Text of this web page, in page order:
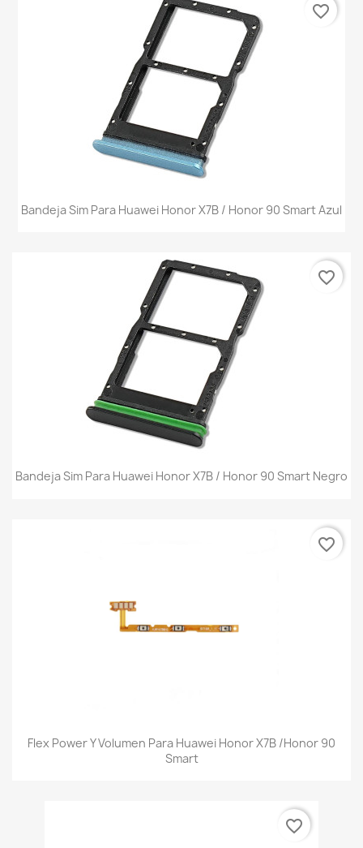
Bandeja Sim Para Huawei Honor X7B / Honor 90 Smart Azul
favorite_border
Bandeja Sim Para Huawei Honor X7B / Honor 90 Smart Negro
favorite_border
Flex Power Y Volumen Para Huawei Honor X7B /Honor 90
Smart
favorite_border
favorite_border